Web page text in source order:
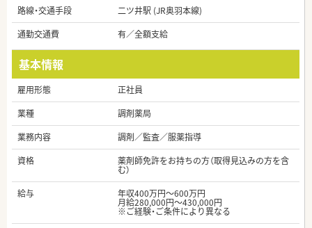
路線・交通手段
二ツ井駅 (JR奥羽本線)
通勤交通費
有／全額支給
基本情報
雇用形態
正社員
業種
調剤薬局
業務内容
調剤／監査／服薬指導
資格
薬剤師免許をお持ちの方（取得見込みの方を含
む）
給与
年収400万円～600万円
月給280,000円～430,000円
※ご経験・ご条件により異なる